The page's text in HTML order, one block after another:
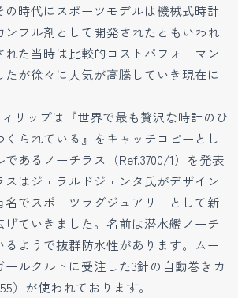
時代にスポーツモデルは機械式時計
ンフル剤として開発されたともいわれ
た当時は比較的コストパフォーマン
たが徐々に人気が高騰していき現在に
ィリップは『世界で最も贅沢な時計のひ
くられている』をキャッチコピーとし
あるノーチラス（Ref.3700/1）を発表
スはジェラルドジェンタ氏がデザイン
名でスポーツラグジュアリーとして新
げていきました。名前は潜水艦ノーチ
るようで抜群防水性があります。ムー
ールクルトに受注した3針の自動巻きカ
）が使われております。